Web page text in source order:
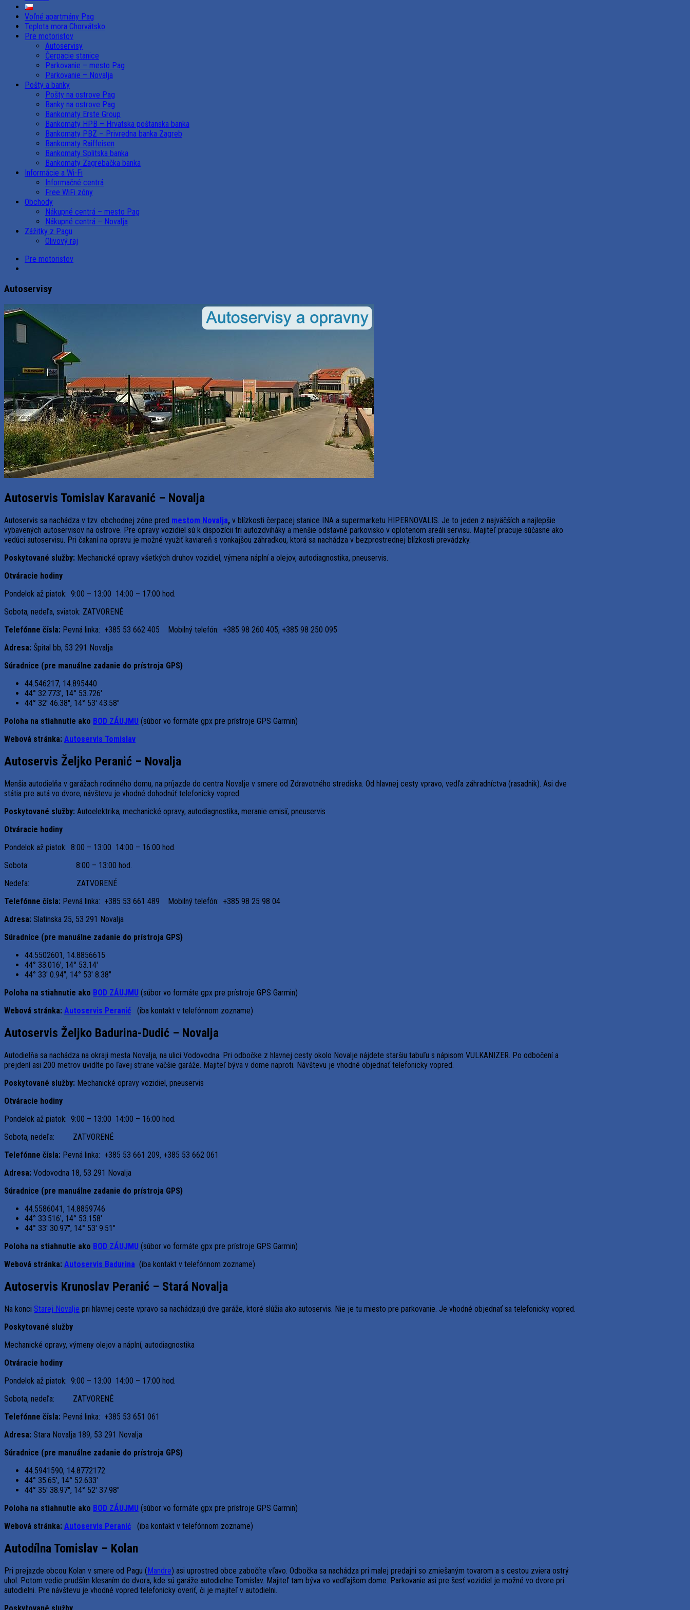
Voľné apartmány Pag
Teplota mora Chorvátsko
Pre motoristov
Autoservisy
Čerpacie stanice
Parkovanie – mesto Pag
Parkovanie – Novalja
Pošty a banky
Pošty na ostrove Pag
Banky na ostrove Pag
Bankomaty Erste Group
Bankomaty HPB – Hrvatska poštanska banka
Bankomaty PBZ – Privredna banka Zagreb
Bankomaty Raiffeisen
Bankomaty Splitska banka
Bankomaty Zagrebačka banka
Informácie a Wi-Fi
Informačné centrá
Free WiFi zóny
Obchody
Nákupné centrá – mesto Pag
Nákupné centrá – Novalja
Zážitky z Pagu
Olivový raj
Pre motoristov
Autoservisy
Autoservis Tomislav Karavanić – Novalja
Autoservis sa nachádza v tzv. obchodnej zóne pred mestom Novalja, v blízkosti čerpacej stanice INA a supermarketu HIPERNOVALIS. Je to jeden z najväčších a najlepšie
vybavených autoservisov na ostrove. Pre opravy vozidiel sú k dispozícii tri autozdviháky a menšie odstavné parkovisko v oplotenom areáli servisu. Majiteľ pracuje súčasne ako
vedúci autoservisu. Pri čakaní na opravu je možné využiť kaviareň s vonkajšou záhradkou, ktorá sa nachádza v bezprostrednej blízkosti prevádzky.
Poskytované služby: Mechanické opravy všetkých druhov vozidiel, výmena náplní a olejov, autodiagnostika, pneuservis.
Otváracie hodiny
Pondelok až piatok: 9:00 – 13:00 14:00 – 17:00 hod.
Sobota, nedeľa, sviatok: ZATVORENÉ
Telefónne čísla: Pevná linka: +385 53 662 405 Mobilný telefón: +385 98 260 405, +385 98 250 095
Adresa: Špital bb, 53 291 Novalja
Súradnice (pre manuálne zadanie do prístroja GPS)
44.546217, 14.895440
44° 32.773′, 14° 53.726′
44° 32′ 46.38″, 14° 53′ 43.58″
Poloha na stiahnutie ako BOD ZÁUJMU (súbor vo formáte gpx pre prístroje GPS Garmin)
Webová stránka: Autoservis Tomislav
Autoservis Željko Peranić – Novalja
Menšia autodielňa v garážach rodinného domu, na príjazde do centra Novalje v smere od Zdravotného strediska. Od hlavnej cesty vpravo, vedľa záhradníctva (rasadnik). Asi dve
státia pre autá vo dvore, návštevu je vhodné dohodnúť telefonicky vopred.
Poskytované služby: Autoelektrika, mechanické opravy, autodiagnostika, meranie emisií, pneuservis
Otváracie hodiny
Pondelok až piatok: 8:00 – 13:00 14:00 – 16:00 hod.
Sobota: 8:00 – 13:00 hod.
Nedeľa: ZATVORENÉ
Telefónne čísla: Pevná linka: +385 53 661 489 Mobilný telefón: +385 98 25 98 04
Adresa: Slatinska 25, 53 291 Novalja
Súradnice (pre manuálne zadanie do prístroja GPS)
44.5502601, 14.8856615
44° 33.016′, 14° 53.14′
44° 33′ 0.94″, 14° 53′ 8.38″
Poloha na stiahnutie ako BOD ZÁUJMU (súbor vo formáte gpx pre prístroje GPS Garmin)
Webová stránka: Autoservis Peranić (iba kontakt v telefónnom zozname)
Autoservis Željko Badurina-Dudić – Novalja
Autodielňa sa nachádza na okraji mesta Novalja, na ulici Vodovodna. Pri odbočke z hlavnej cesty okolo Novalje nájdete staršiu tabuľu s nápisom VULKANIZER. Po odbočení a
prejdení asi 200 metrov uvidíte po ľavej strane väčšie garáže. Majiteľ býva v dome naproti. Návštevu je vhodné objednať telefonicky vopred.
Poskytované služby: Mechanické opravy vozidiel, pneuservis
Otváracie hodiny
Pondelok až piatok: 9:00 – 13:00 14:00 – 16:00 hod.
Sobota, nedeľa: ZATVORENÉ
Telefónne čísla: Pevná linka: +385 53 661 209, +385 53 662 061
Adresa: Vodovodna 18, 53 291 Novalja
Súradnice (pre manuálne zadanie do prístroja GPS)
44.5586041, 14.8859746
44° 33.516′, 14° 53.158′
44° 33′ 30.97″, 14° 53′ 9.51″
Poloha na stiahnutie ako BOD ZÁUJMU (súbor vo formáte gpx pre prístroje GPS Garmin)
Webová stránka: Autoservis Badurina (iba kontakt v telefónnom zozname)
Autoservis Krunoslav Peranić – Stará Novalja
Na konci Starej Novalje pri hlavnej ceste vpravo sa nachádzajú dve garáže, ktoré slúžia ako autoservis. Nie je tu miesto pre parkovanie. Je vhodné objednať sa telefonicky vopred.
Poskytované služby
Mechanické opravy, výmeny olejov a náplní, autodiagnostika
Otváracie hodiny
Pondelok až piatok: 9:00 – 13:00 14:00 – 17:00 hod.
Sobota, nedeľa: ZATVORENÉ
Telefónne čísla: Pevná linka: +385 53 651 061
Adresa: Stara Novalja 189, 53 291 Novalja
Súradnice (pre manuálne zadanie do prístroja GPS)
44.5941590, 14.8772172
44° 35.65′, 14° 52.633′
44° 35′ 38.97″, 14° 52′ 37.98″
Poloha na stiahnutie ako BOD ZÁUJMU (súbor vo formáte gpx pre prístroje GPS Garmin)
Webová stránka: Autoservis Peranić (iba kontakt v telefónnom zozname)
Autodílna Tomislav – Kolan
Pri prejazde obcou Kolan v smere od Pagu (Mandre) asi uprostred obce zabočíte vľavo. Odbočka sa nachádza pri malej predajni so zmiešaným tovarom a s cestou zviera ostrý
uhol. Potom vedie prudším klesaním do dvora, kde sú garáže autodielne Tomislav. Majiteľ tam býva vo vedľajšom dome. Parkovanie asi pre šesť vozidiel je možné vo dvore pri
autodielni. Pre návštevu je vhodné vopred telefonicky overiť, či je majiteľ v autodielni.
Poskytované služby